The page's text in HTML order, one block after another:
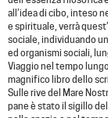
all’idea di cibo, inteso
e spirituale, verrà
sociale, individuando
ed organismi sociali,
Viaggio nel tempo
magnifico libro dello
Sulle rive del Mare
pane è stato il sigillo